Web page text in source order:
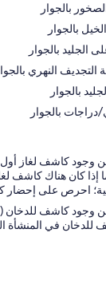
بالجوار
بالجوار
الجليد بالجوار
النهري
بالجوار
بالجوار
عن وجود كاشف لغاز
إذا كان هناك كاشف
احرص على
عن وجود كاشف
للدخان في المنشأة